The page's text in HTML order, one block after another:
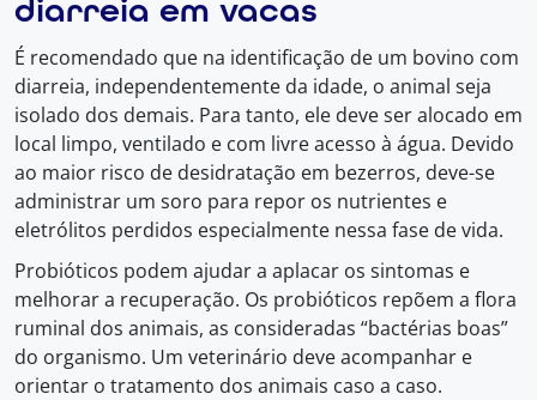
diarreia em vacas
É recomendado que na identificação de um bovino com
diarreia, independentemente da idade, o animal seja
isolado dos demais. Para tanto, ele deve ser alocado em
local limpo, ventilado e com livre acesso à água. Devido
ao maior risco de desidratação em bezerros, deve-se
administrar um soro para repor os nutrientes e
eletrólitos perdidos especialmente nessa fase de vida.
Probióticos podem ajudar a aplacar os sintomas e
melhorar a recuperação. Os probióticos repõem a flora
ruminal dos animais, as consideradas “bactérias boas”
do organismo. Um veterinário deve acompanhar e
orientar o tratamento dos animais caso a caso.